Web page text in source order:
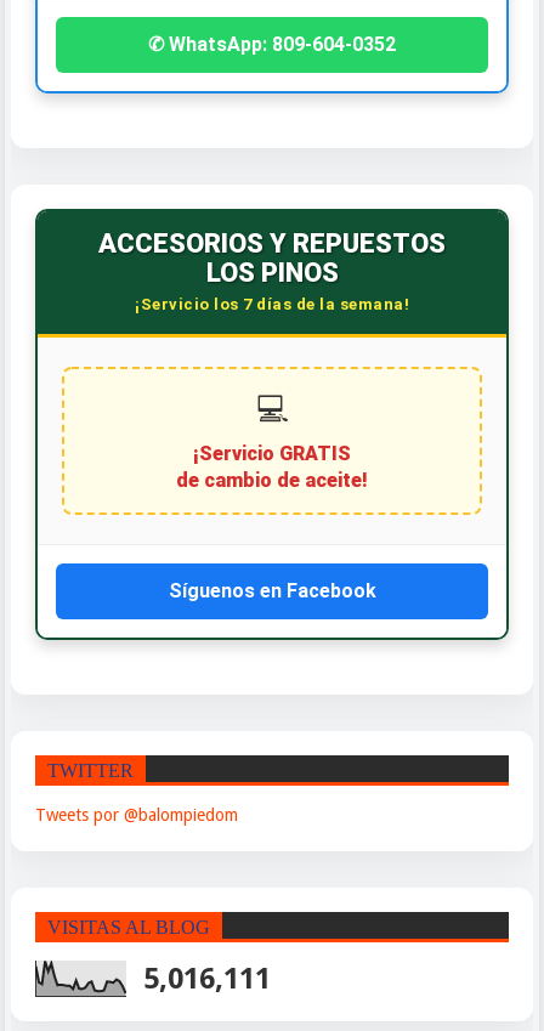
✆ WhatsApp: 809-604-0352
ACCESORIOS Y REPUESTOS
LOS PINOS
¡Servicio los 7 días de la semana!
💻
¡Servicio GRATIS
de cambio de aceite!
Síguenos en Facebook
TWITTER
Tweets por @balompiedom
VISITAS AL BLOG
5,016,111